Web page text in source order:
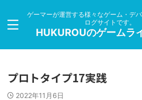
ゲーマーが運営する様々なゲーム・デ
ログサイトです。
HUKUROUのゲームラ
プロトタイプ17実践
2022年11月6日